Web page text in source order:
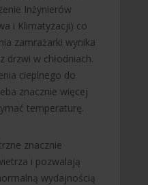
Inżynierów
i Klimatyzacji) co
zamrażarki wynika
drzwi w chłodniach.
cieplnego do
znacznie więcej
temperaturę.
znacznie
i pozwalają
wydajnością